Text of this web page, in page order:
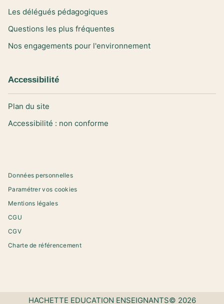
Les délégués pédagogiques
Questions les plus fréquentes
Nos engagements pour l'environnement
Accessibilité
Plan du site
Accessibilité : non conforme
Données personnelles
Paramétrer vos cookies
Mentions légales
CGU
CGV
Charte de référencement
HACHETTE EDUCATION ENSEIGNANTS© 2026